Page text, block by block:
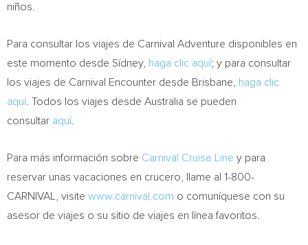
niños.
Para consultar los viajes de Carnival Adventure disponibles en
este momento desde Sídney, haga clic aquí; y para consultar
los viajes de Carnival Encounter desde Brisbane,
haga clic
aquí . Todos los viajes desde Australia se pueden
consultar aquí
Para más información sobre Carnival Cruise Line y para
reservar unas vacaciones en crucero, llame al 1-800-
CARNIVAL
, visite www.carnival.com o comuníquese con su
asesor de viajes o su sitio de viajes en línea favoritos.